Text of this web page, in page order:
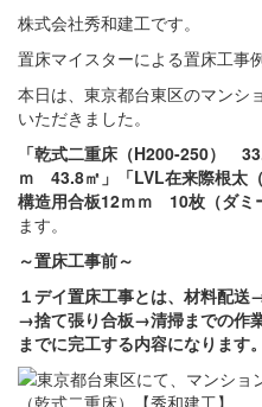
株式会社秀和建工です。
置床マイスターによる置床工事
本日は、東京都台東区のマンシ
いただきました。
「乾式二重床（H200-250）
ｍ 43.8㎡」「LVL在来際根太
構造用合板12ｍｍ 10枚（ダミ
ます。
～置床工事前～
１デイ置床工事とは、材料配
→捨て張り合板→清掃までの作
までに完工する内容になります。